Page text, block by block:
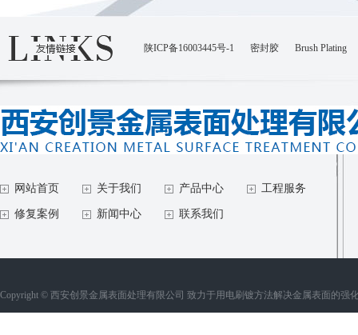
陕ICP备16003445号-1 密封胶 Brush Plating
网站首页 关于我们 产品中心 工程服务
修复案例 新闻中心 联系我们
Copyright © 西安创景金属表面处理有限公司 致力于用电刷镀方法解决金属表面的